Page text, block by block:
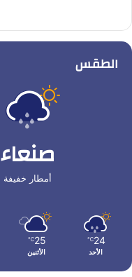
الطقس
صنعاء
أمطار خفيفة
24
℃
الأحد
25
℃
الأثنين